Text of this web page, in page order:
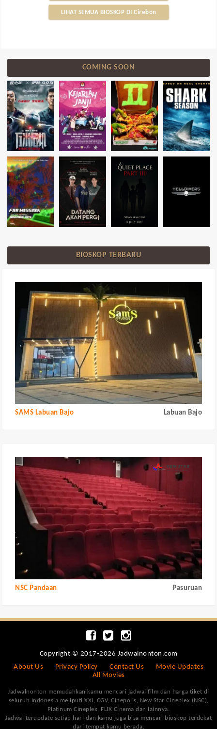
LIHAT SEMUA BIOSKOP DI Cirebon
COMING SOON
BIOSKOP TERBARU
SAMS Labuan Bajo Labuan Bajo
NSC Pandaan Pasuruan
Copyright © 2017-2026 Jadwalnonton.com
About Us
Privacy Policy Contact Us
Movie Updates
All Movies
Jadwalnonton memudahkan kamu mencari jadwal film dan harga tiket di
seluruh Indonesia meliputi XXI, CGV, Cinepolis, New Star Cineplex (NSC),
Platinum Cineplex, FLIX Cinema dan lainnya.
Jadwal terupdate setiap hari dan kamu juga bisa mencari bioskop terdekat
dari tempat kamu berada.